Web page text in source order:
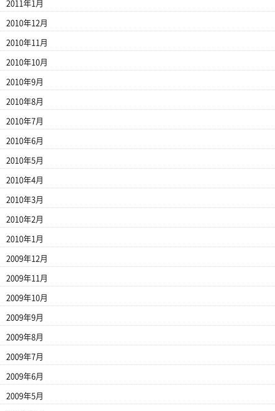
2011年1月
2010年12月
2010年11月
2010年10月
2010年9月
2010年8月
2010年7月
2010年6月
2010年5月
2010年4月
2010年3月
2010年2月
2010年1月
2009年12月
2009年11月
2009年10月
2009年9月
2009年8月
2009年7月
2009年6月
2009年5月